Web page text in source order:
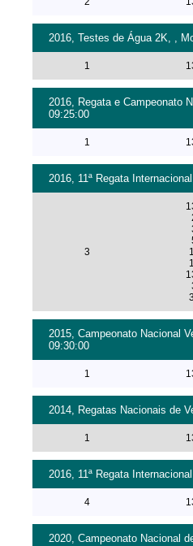
2016, Testes de Água 2K, ,
1
2016, Regata e Campeonato
09:25:00
1
2016, 11ª Regata
3
2015, Campeonato Nacional
09:30:00
1
2014, Regatas Nacionais de
1
2016, 11ª Regata
4
2020, Campeonato Nacional